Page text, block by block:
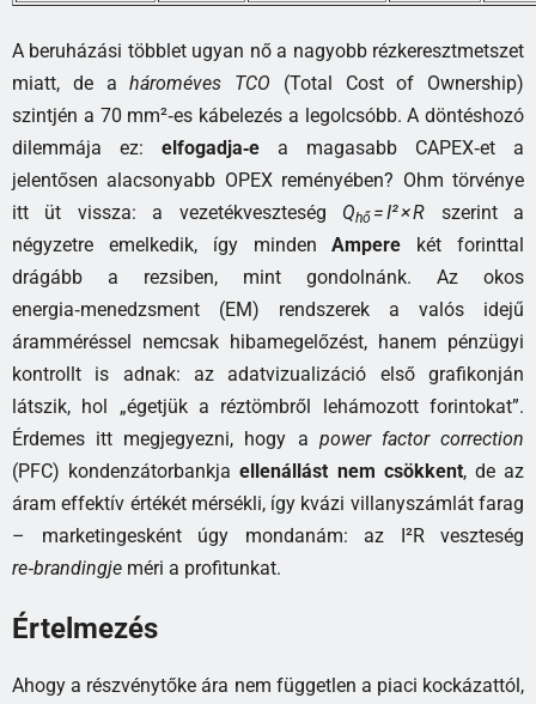
A beruházási többlet ugyan nő a nagyobb rézkeresztmetszet
miatt, de ahároméves TCO (Total Cost of Ownership)
szintjén a 70 mm²‑es kábelezés a legolcsóbb. A döntéshozó
dilemmája ez: elfogadja‑e a magasabb CAPEX‑et a
jelentősen alacsonyabb OPEX reményében? Ohm törvénye
itt üt vissza: a vezetékveszteség Qhő = I² × R szerint a
négyzetre emelkedik, így mindenAmpere két forinttal
drágább a rezsiben, mint gondolnánk. Az okos
energia‑menedzsment (EM) rendszerek a valós idejű
áramméréssel nemcsak hibamegelőzést, hanem pénzügyi
kontrollt is adnak: az adatvizualizáció első grafikonján
látszik, hol „égetjük a réztömbről lehámozott forintokat”.
Érdemes itt megjegyezni, hogy a power factor correction
(PFC) kondenzátorbankjaellenállást nem csökkent, de az
áram effektív értékét mérsékli, így kvázi villanyszámlát farag
– marketingesként úgy mondanám: az I²R veszteség
re‑brandingje méri a profitunkat.
Értelmezés
Ahogy a részvénytőke ára nem független a piaci kockázattól,